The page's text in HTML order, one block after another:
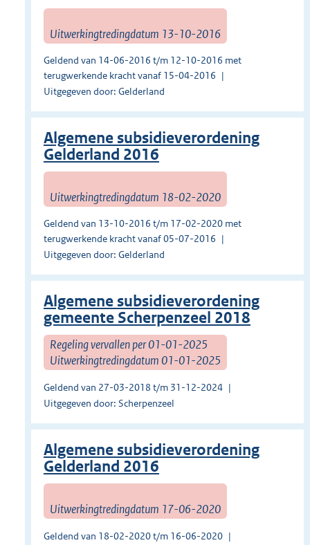
Uitwerkingtredingdatum 13-10-2016
Geldend van 14-06-2016 t/m 12-10-2016 met
terugwerkende kracht vanaf 15-04-2016
Uitgegeven door: Gelderland
Algemene subsidieverordening
Gelderland 2016
Uitwerkingtredingdatum 18-02-2020
Geldend van 13-10-2016 t/m 17-02-2020 met
terugwerkende kracht vanaf 05-07-2016
Uitgegeven door: Gelderland
Algemene subsidieverordening
gemeente Scherpenzeel 2018
Regeling vervallen per 01-01-2025
Uitwerkingtredingdatum 01-01-2025
Geldend van 27-03-2018 t/m 31-12-2024
Uitgegeven door: Scherpenzeel
Algemene subsidieverordening
Gelderland 2016
Uitwerkingtredingdatum 17-06-2020
Geldend van 18-02-2020 t/m 16-06-2020